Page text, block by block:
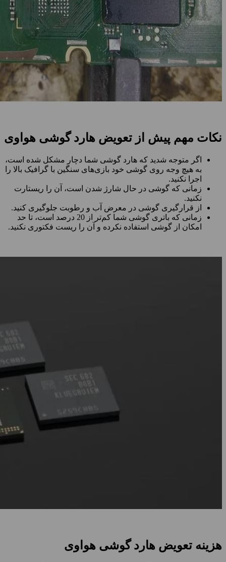
نکات مهم پیش از تعویض هارد گوشی هواوی
اگر متوجه شدید که هارد گوشی شما دچار مشکل شده است،
به هیچ وجه روی گوشی خود بازی‌های سنگین با گرافیک بالا را
اجرا نکنید.
زمانی که گوشی در حال شارژ شدن است، آن را ریستارت
نکنید.
از قرارگیری گوشی در معرض آب و رطوبت جلوگیری کنید.
زمانی که باتری گوشی شما کم‌تر از 20 درصد است، تا حد
امکان از گوشی استفاده نکرده و آن را ریست فکتوری نکنید.
هزینه تعویض هارد گوشی هواوی